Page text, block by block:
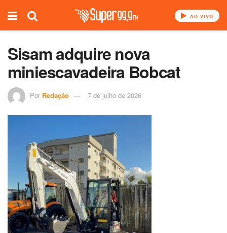
AO VIVO
Sisam adquire nova
miniescavadeira Bobcat
Por Redação 7 de julho de 2026